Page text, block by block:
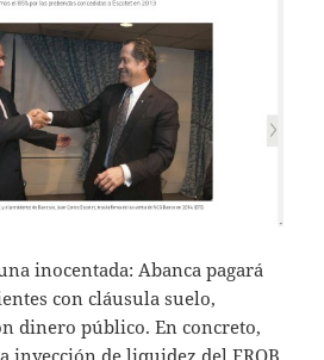
inocentada: Abanca pagará
con cláusula suelo,
dinero público. En concreto,
inyección de liquidez del FROB